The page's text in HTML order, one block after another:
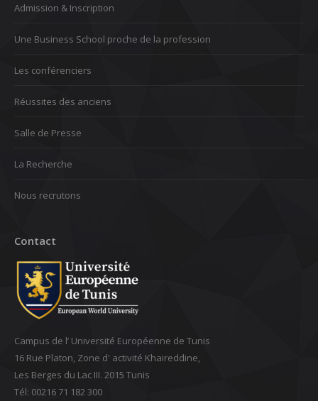
Admission & Inscription
Une Business School proche de la profession
Les conférenciers
Réussites des anciens
Salle de Presse
La Recherche
Nous recrutons
Contact
Campus de l’ Université Européenne de Tunis
16 Rue Platon, Zone d' activité Khaireddine,
Les Berges du Lac III. 2015 Tunis
Tél: 00216 71 182 300